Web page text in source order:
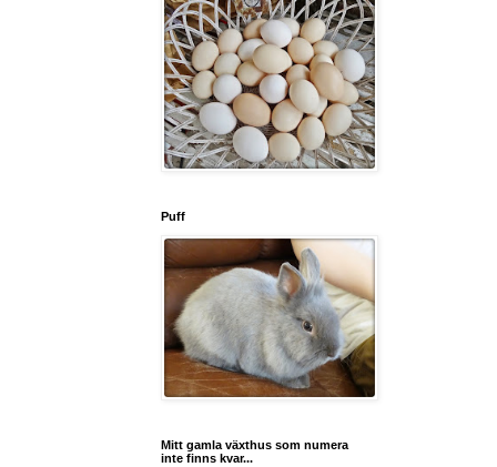
Puff
Mitt gamla växthus som numera
inte finns kvar...